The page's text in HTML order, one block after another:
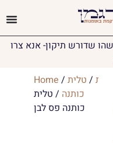
שדורש תיקון- אנא צרו
Home / / טלית
כותנה / טלית
כותנה פס לבן